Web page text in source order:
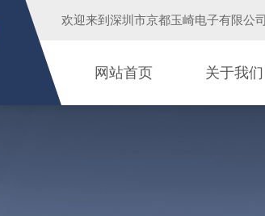
欢迎来到 深圳市京都玉崎电子有限公司
网站首页 关于我们